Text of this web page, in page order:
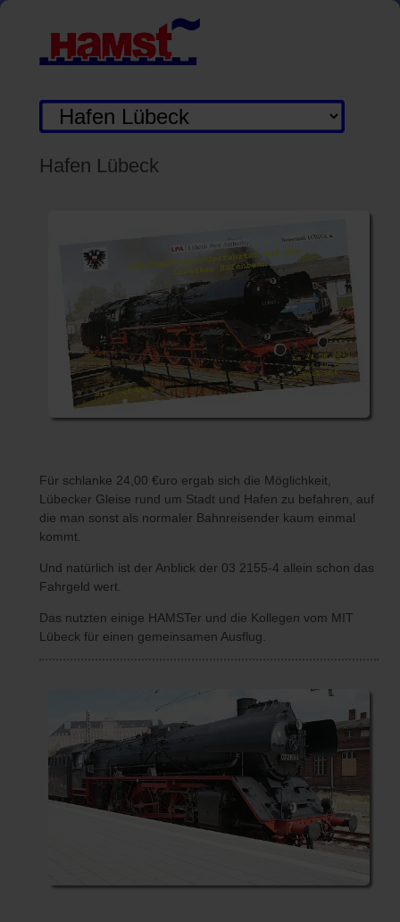
Zielseite
Hafen Lübeck
Für schlanke 24,00 €uro ergab sich die Möglichkeit,
Lübecker Gleise rund um Stadt und Hafen zu befahren, auf
die man sonst als normaler Bahnreisender kaum einmal
kommt.
Und natürlich ist der Anblick der 03 2155-4 allein schon das
Fahrgeld wert.
Das nutzten einige HAMSTer und die Kollegen vom MIT
Lübeck für einen gemeinsamen Ausflug.